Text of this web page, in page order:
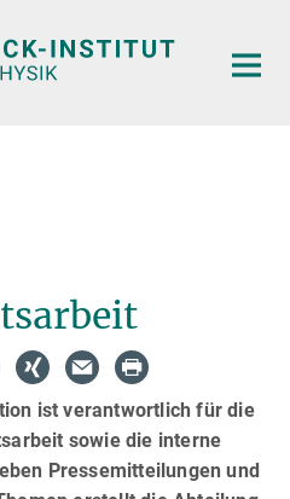
ist verantwortlich für die
sowie die interne
Pressemitteilungen und